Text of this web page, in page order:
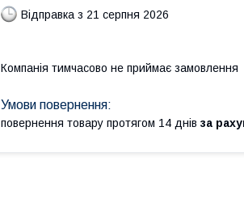
Відправка з 21 серпня 2026
Компанія тимчасово не приймає замовлення
повернення товару протягом 14 днів за